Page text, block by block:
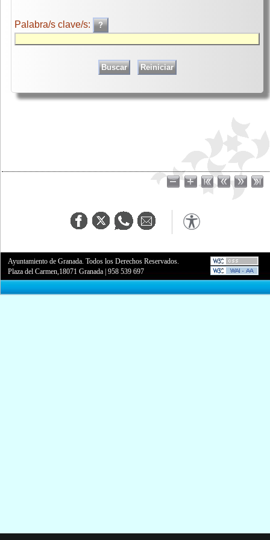
Palabra/s clave/s:
Ayuntamiento de Granada. Todos los Derechos Reservados.
Plaza del Carmen,18071 Granada |958 539 697